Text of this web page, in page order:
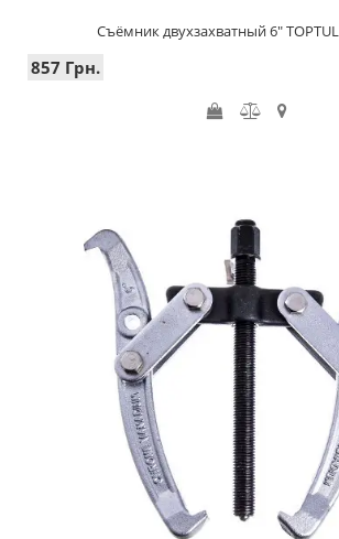
Съёмник двухзахватный 6" TOPTUL
857 Грн.